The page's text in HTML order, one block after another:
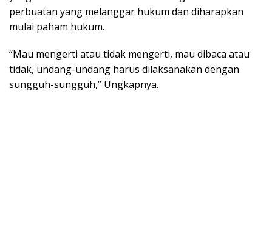
perbuatan yang melanggar hukum dan diharapkan
mulai paham hukum.
“Mau mengerti atau tidak mengerti, mau dibaca atau
tidak, undang-undang harus dilaksanakan dengan
sungguh-sungguh,” Ungkapnya.